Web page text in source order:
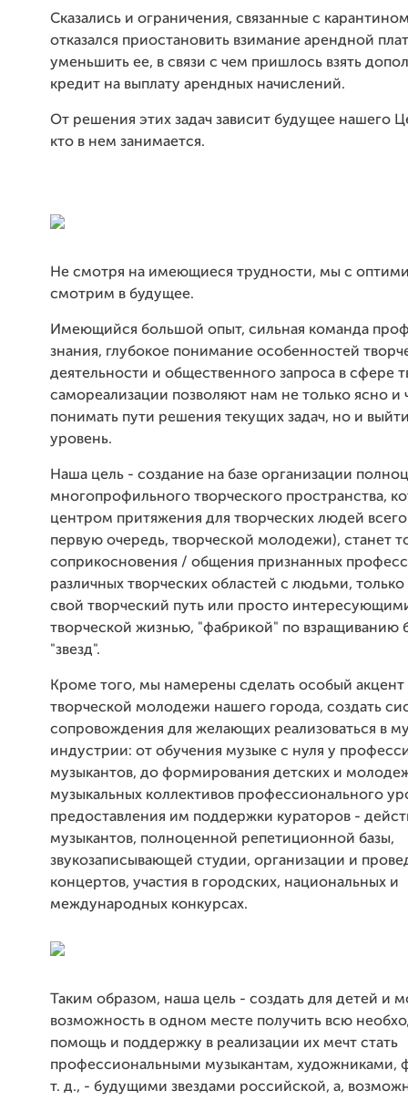
Сказались и ограничения, связанные с
отказался приостановить взимание арендной
уменьшить ее, в связи с чем пришлось взять
кредит на выплату арендных начислений.
От решения этих задач зависит будущее нашего
кто в нем занимается.
Не смотря на имеющиеся трудности, мы с
смотрим в будущее.
Имеющийся большой опыт, сильная команда
знания, глубокое понимание особенностей
деятельности и общественного запроса в сфере
самореализации позволяют нам не только ясно и
понимать пути решения текущих задач, но и
уровень.
Наша цель - создание на базе организации
многопрофильного творческого пространства,
центром притяжения для творческих людей
первую очередь, творческой молодежи), станет
соприкосновения / общения признанных
различных творческих областей с людьми,
свой творческий путь или просто
творческой жизнью, "фабрикой" по взращиванию
"звезд".
Кроме того, мы намерены сделать особый
творческой молодежи нашего города, создать
сопровождения для желающих реализоваться в
индустрии: от обучения музыке с нуля у
музыкантов, до формирования детских и
музыкальных коллективов профессионального
предоставления им поддержки кураторов -
музыкантов, полноценной репетиционной базы,
звукозаписывающей студии, организации и
концертов, участия в городских, национальных и
международных конкурсах.
Таким образом, наша цель - создать для детей и
возможность в одном месте получить всю
помощь и поддержку в реализации их мечт стать
профессиональными музыкантам, художниками,
т. д., - будущими звездами российской, а,